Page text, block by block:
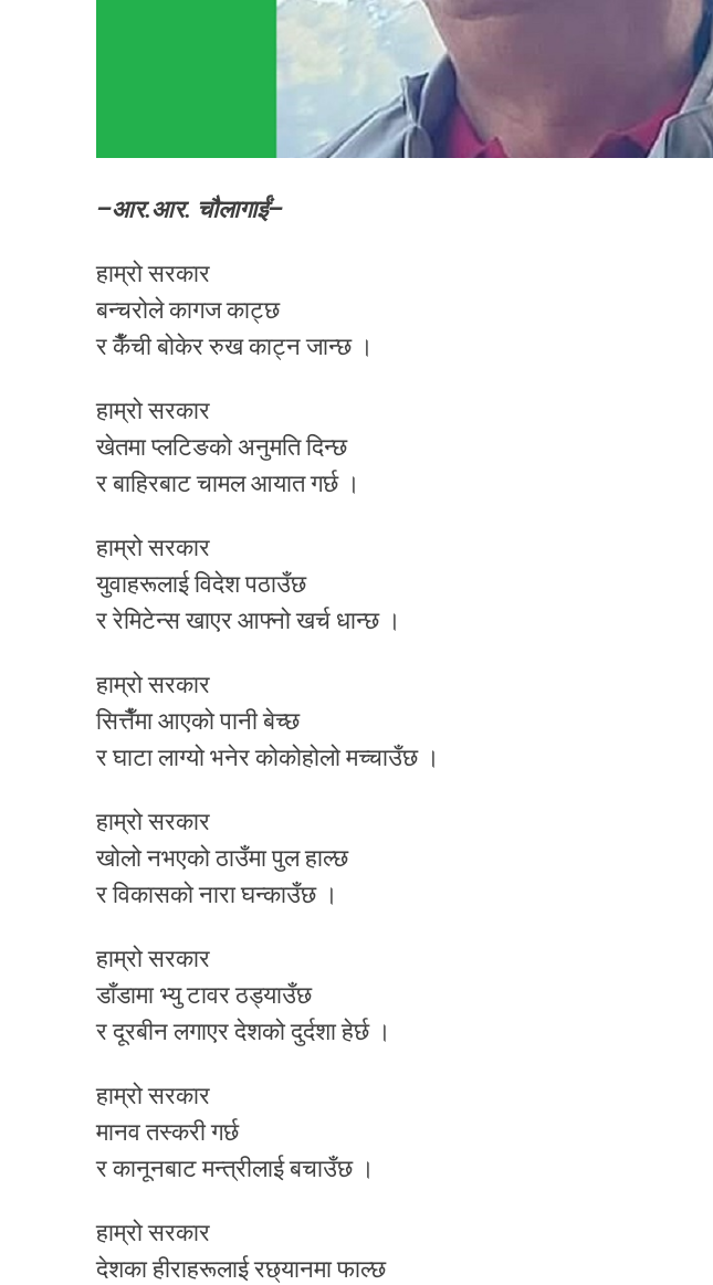
–आर.आर. चौलागाईं–
हाम्रो सरकार
बन्चरोले कागज काट्छ
र कैँची बोकेर रुख काट्न जान्छ ।
हाम्रो सरकार
खेतमा प्लटिङको अनुमति दिन्छ
र बाहिरबाट चामल आयात गर्छ ।
हाम्रो सरकार
युवाहरूलाई विदेश पठाउँछ
र रेमिटेन्स खाएर आफ्नो खर्च धान्छ ।
हाम्रो सरकार
सित्तैँमा आएको पानी बेच्छ
र घाटा लाग्यो भनेर कोकोहोलो मच्चाउँछ ।
हाम्रो सरकार
खोलो नभएको ठाउँमा पुल हाल्छ
र विकासको नारा घन्काउँछ ।
हाम्रो सरकार
डाँडामा भ्यु टावर ठड्याउँछ
र दूरबीन लगाएर देशको दुर्दशा हेर्छ ।
हाम्रो सरकार
मानव तस्करी गर्छ
र कानूनबाट मन्त्रीलाई बचाउँछ ।
हाम्रो सरकार
देशका हीराहरूलाई रछ्यानमा फाल्छ